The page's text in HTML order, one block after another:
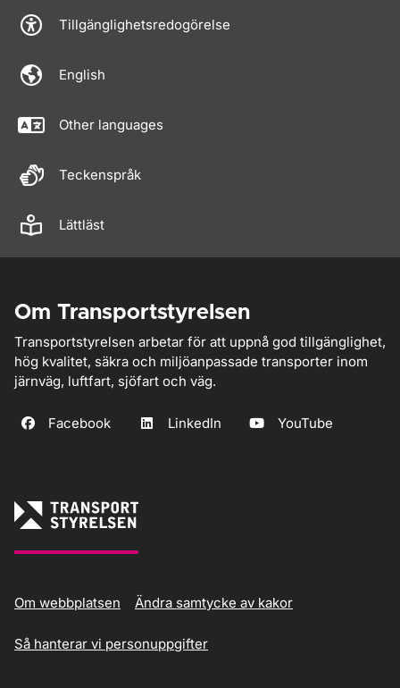
Tillgänglighetsredogörelse
English
Other languages
Teckenspråk
Lättläst
Om Transportstyrelsen
Transportstyrelsen arbetar för att uppnå god tillgänglighet,
hög kvalitet, säkra och miljöanpassade transporter inom
järnväg, luftfart, sjöfart och väg.
Facebook LinkedIn YouTube
Om webbplatsen Ändra samtycke av kakor
Så hanterar vi personuppgifter